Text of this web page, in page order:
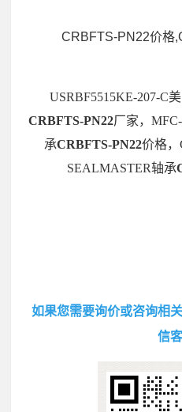
CRBFTS-PN22价格
USRBF5515KE-207-C
CRBFTS-PN22厂家，
承CRBFTS-PN22价格，
SEALMASTER轴承
如果您需要询价或咨询相
信